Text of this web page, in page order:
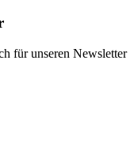
für unseren Newsletter